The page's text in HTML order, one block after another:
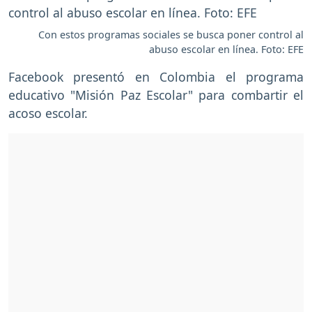
Con estos programas sociales se busca poner control al
abuso escolar en línea. Foto: EFE
Facebook presentó en Colombia el programa
educativo "Misión Paz Escolar" para combartir el
acoso escolar.